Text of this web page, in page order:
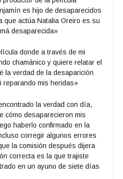
es hijo de desaparecidos
que actúa Natalia Oreiro es su
desaparecida»
donde a través de mi
chamánico y quiere relatar el
la verdad de la desaparición
reparando mis heridas»
la verdad con día,
cómo desaparecieron mis
haberlo confirmado en la
corregir algunos errores
la comisión después dijera
correcta es la que trajiste
en un ayuno de siete días